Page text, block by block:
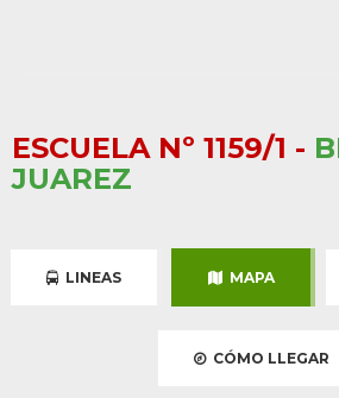
ESCUELA Nº 1159/1 -
JUAREZ
LINEAS MAPA
CÓMO LLEGAR